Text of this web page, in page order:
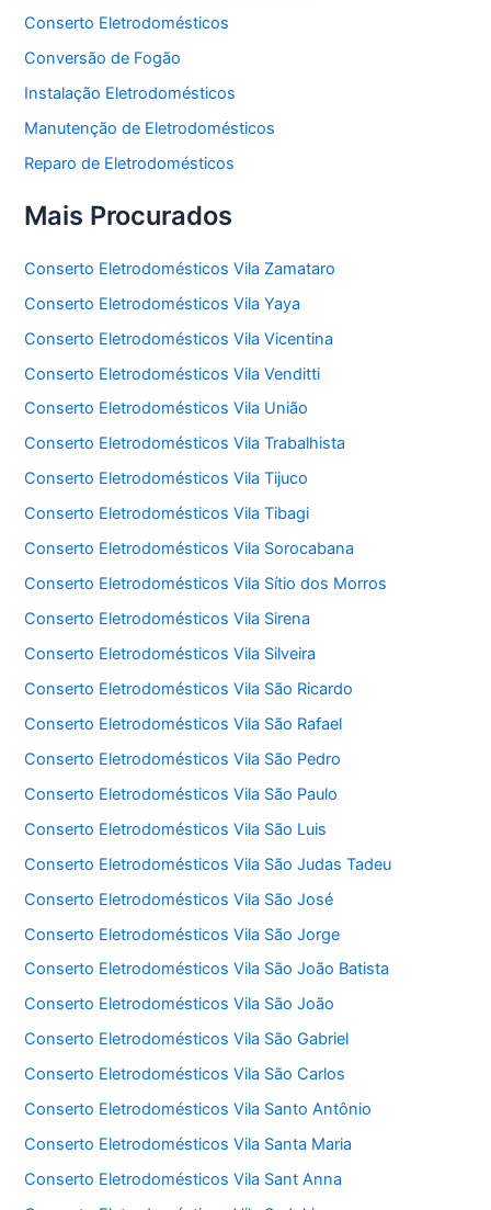
Conserto Eletrodomésticos
Conversão de Fogão
Instalação Eletrodomésticos
Manutenção de Eletrodomésticos
Reparo de Eletrodomésticos
Mais Procurados
Conserto Eletrodomésticos Vila Zamataro
Conserto Eletrodomésticos Vila Yaya
Conserto Eletrodomésticos Vila Vicentina
Conserto Eletrodomésticos Vila Venditti
Conserto Eletrodomésticos Vila União
Conserto Eletrodomésticos Vila Trabalhista
Conserto Eletrodomésticos Vila Tijuco
Conserto Eletrodomésticos Vila Tibagi
Conserto Eletrodomésticos Vila Sorocabana
Conserto Eletrodomésticos Vila Sítio dos Morros
Conserto Eletrodomésticos Vila Sirena
Conserto Eletrodomésticos Vila Silveira
Conserto Eletrodomésticos Vila São Ricardo
Conserto Eletrodomésticos Vila São Rafael
Conserto Eletrodomésticos Vila São Pedro
Conserto Eletrodomésticos Vila São Paulo
Conserto Eletrodomésticos Vila São Luis
Conserto Eletrodomésticos Vila São Judas Tadeu
Conserto Eletrodomésticos Vila São José
Conserto Eletrodomésticos Vila São Jorge
Conserto Eletrodomésticos Vila São João Batista
Conserto Eletrodomésticos Vila São João
Conserto Eletrodomésticos Vila São Gabriel
Conserto Eletrodomésticos Vila São Carlos
Conserto Eletrodomésticos Vila Santo Antônio
Conserto Eletrodomésticos Vila Santa Maria
Conserto Eletrodomésticos Vila Sant Anna